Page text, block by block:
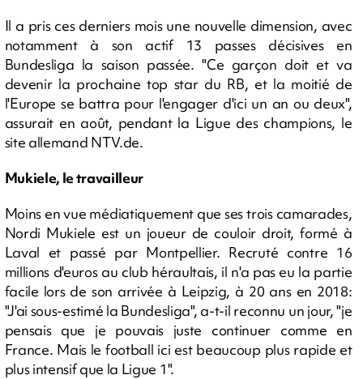
Il a pris ces derniers mois une nouvelle dimension, avec
notamment à son actif 13 passes décisives en
Bundesliga la saison passée. "Ce garçon doit et va
devenir la prochaine top star du RB, et la moitié de
l'Europe se battra pour l'engager d'ici un an ou deux",
assurait en août, pendant la Ligue des champions, le
site allemand NTV.de.
Mukiele, le travailleur
Moins en vue médiatiquement que ses trois camarades,
Nordi Mukiele est un joueur de couloir droit, formé à
Laval et passé par Montpellier. Recruté contre 16
millions d'euros au club héraultais, il n'a pas eu la partie
facile lors de son arrivée à Leipzig, à 20 ans en 2018:
"J'ai sous-estimé la Bundesliga", a-t-il reconnu un jour, "je
pensais que je pouvais juste continuer comme en
France. Mais le football ici est beaucoup plus rapide et
plus intensif que la Ligue 1".